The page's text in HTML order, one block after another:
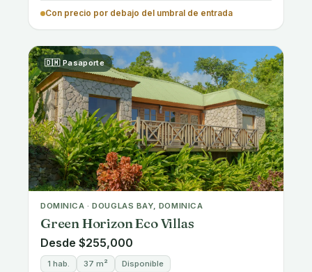
GREECE · CENTRAL ATHENS, GREECE
Refined Urban Apartments in the
Heart of Athens
Desde €250,000
1-2 hab. 37-99 m² En construcción
Cualifica hacia: Greece Golden Visa
Con precio en o por encima del umbral de entrada
🇬🇷 Permiso de residencia
GREECE · PIRAEUS, ATHENS
Seaview Apartments in Piraeus with